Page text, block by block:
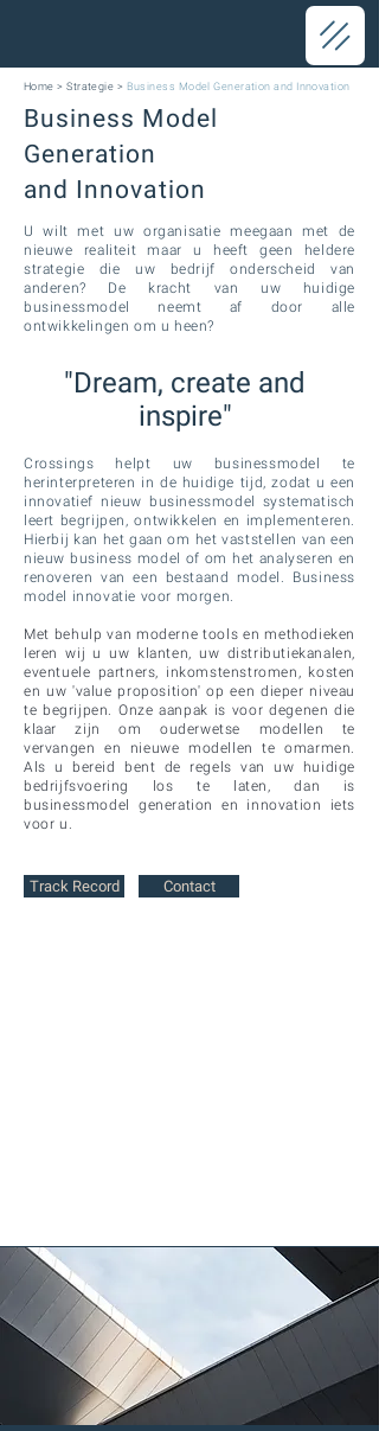
Home >Strategie > Business Model Generation and Innovation
Business Model
Generation
and Innovation
U wilt met uw organisatie meegaan met de
nieuwe realiteit maar u heeft geen heldere
strategie die uw bedrijf onderscheid van
anderen? De kracht van uw huidige
businessmodel neemt af door alle
ontwikkelingen om u heen?
"Dream, create and
inspire"
Crossings helpt uw businessmodel te
herinterpreteren in de huidige tijd, zodat u een
innovatief nieuw businessmodel systematisch
leert begrijpen, ontwikkelen en implementeren.
Hierbij kan het gaan om het vaststellen van een
nieuw business model of om het analyseren en
renoveren van een bestaand model. Business
model innovatie voor morgen.
Met behulp van moderne tools en methodieken
leren wij u uw klanten, uw distributiekanalen,
eventuele partners, inkomstenstromen, kosten
en uw 'value proposition' op een dieper niveau
te begrijpen. Onze aanpak is voor degenen die
klaar zijn om ouderwetse modellen te
vervangen en nieuwe modellen te omarmen.
Als u bereid bent de regels van uw huidige
bedrijfsvoering los te laten, dan is
businessmodel generation en innovation iets
voor u.
Track Record Contact